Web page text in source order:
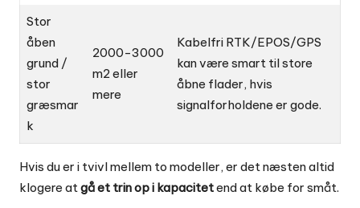
Stor
åben
grund /
stor
græsmar
k
2000-3000
m2 eller
mere
Kabelfri RTK/EPOS/GPS
kan være smart til store
åbne flader, hvis
signalforholdene er gode.
Hvis du er i tvivl mellem to modeller, er det næsten altid
klogere atgå et trin op i kapacitetend at købe for småt.